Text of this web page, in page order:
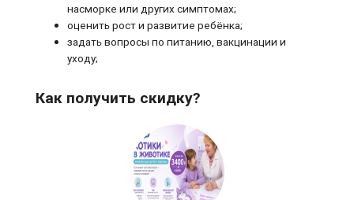
насморке или других симптомах;
оценить рост и развитие ребёнка;
задать вопросы по питанию, вакцинации и
уходу;
Как получить скидку?